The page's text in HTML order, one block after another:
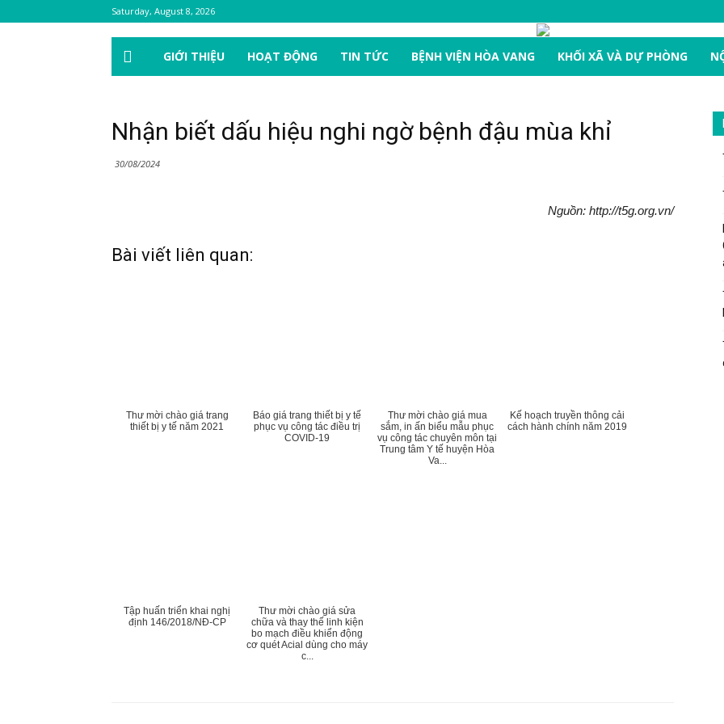
Saturday, August 8, 2026
GIỚI THIỆU HOẠT ĐỘNG TIN TỨC BỆNH VIỆN HÒA VANG KHỐI XÃ VÀ DỰ PHÒNG
Nhận biết dấu hiệu nghi ngờ bệnh đậu mùa khỉ
30/08/2024
Nguồn: http://t5g.org.vn/
Bài viết liên quan:
Thư mời chào giá trang
thiết bị y tế năm 2021
Báo giá trang thiết bị y tế
phục vụ công tác điều trị
COVID-19
Thư mời chào giá mua
sắm, in ấn biểu mẫu phục
vụ công tác chuyên môn tại
Trung tâm Y tế huyện Hòa
Va...
Kế hoạch truyền thông cải
cách hành chính năm 2019
Tập huấn triển khai nghị
định 146/2018/NĐ-CP
Thư mời chào giá sửa
chữa và thay thế linh kiện
bo mạch điều khiển động
cơ quét Acial dùng cho máy
c...